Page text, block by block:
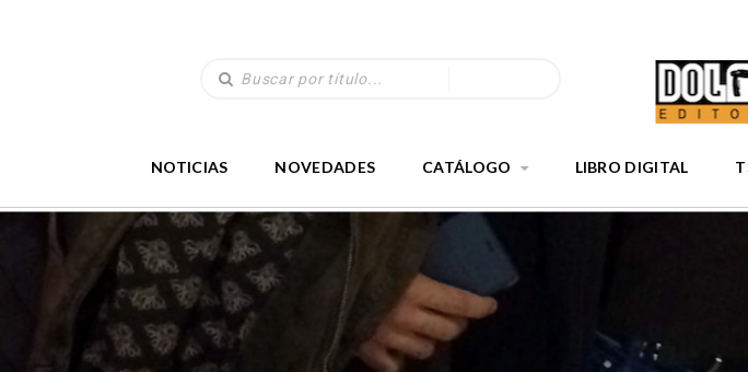
NOTICIAS NOVEDADES CATÁLOGO LIBRO DIGITAL